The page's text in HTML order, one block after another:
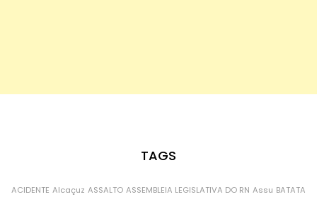
TAGS
ACIDENTE Alcaçuz ASSALTO ASSEMBLEIA LEGISLATIVA DO RN Assu BATATA